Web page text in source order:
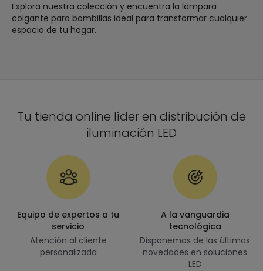
Explora nuestra colección y encuentra la lámpara
colgante para bombillas ideal para transformar cualquier
espacio de tu hogar.
Tu tienda online líder en distribución de
iluminación LED
Equipo de expertos a tu
servicio
Atención al cliente
personalizada
A la vanguardia
tecnológica
Disponemos de las últimas
novedades en soluciones
LED